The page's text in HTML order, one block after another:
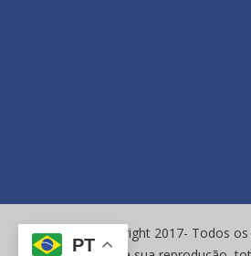
© Copyright 2017- Todos
PT